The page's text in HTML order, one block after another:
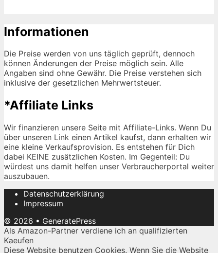
Informationen
Die Preise werden von uns täglich geprüft, dennoch
können Änderungen der Preise möglich sein. Alle
Angaben sind ohne Gewähr. Die Preise verstehen sich
inklusive der gesetzlichen Mehrwertsteuer.
*Affiliate Links
Wir finanzieren unsere Seite mit Affiliate-Links. Wenn Du
über unseren Link einen Artikel kaufst, dann erhalten wir
eine kleine Verkaufsprovision. Es entstehen für Dich
dabei KEINE zusätzlichen Kosten. Im Gegenteil: Du
würdest uns damit helfen unser Verbraucherportal weiter
auszubauen.
Datenschutzerklärung
Impressum
© 2026 • GeneratePress
Als Amazon-Partner verdiene ich an qualifizierten
Kaeufen
Diese Website benutzen Cookies. Wenn Sie die Website